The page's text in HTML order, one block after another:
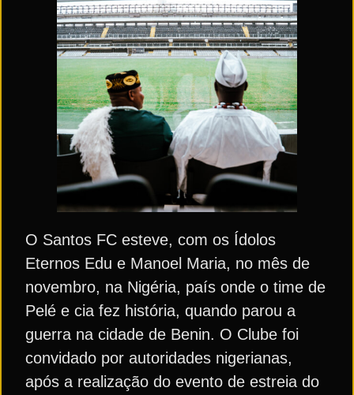
O Santos FC esteve, com os Ídolos
Eternos Edu e Manoel Maria, no mês de
novembro, na Nigéria, país onde o time de
Pelé e cia fez história, quando parou a
guerra na cidade de Benin. O Clube foi
convidado por autoridades nigerianas,
após a realização do evento de estreia do